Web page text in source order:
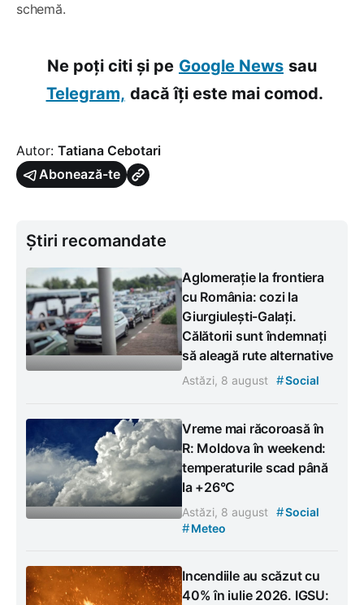
schemă.
Ne poți citi și pe Google News sau
Telegram, dacă îți este mai comod.
Autor: Tatiana Cebotari
Abonează-te
Știri recomandate
Aglomerație la frontiera
cu România: cozi la
Giurgiulești-Galați.
Călătorii sunt îndemnați
să aleagă rute alternative
Astăzi, 8 august #Social
Vreme mai răcoroasă în
R: Moldova în weekend:
temperaturile scad până
la +26°C
Astăzi, 8 august #Social
#Meteo
Incendiile au scăzut cu
40% în iulie 2026. IGSU: